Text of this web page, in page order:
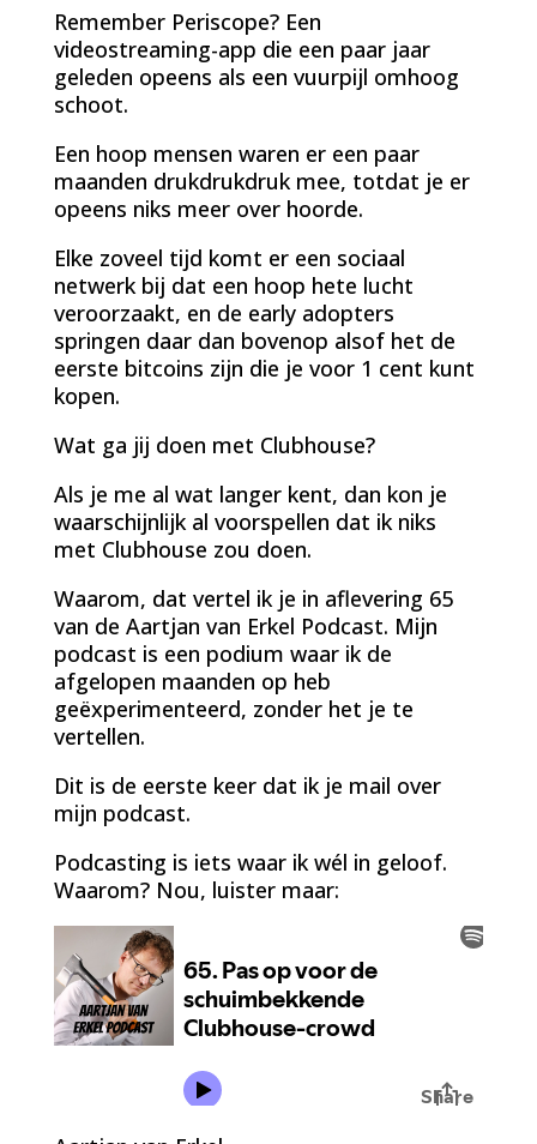
Remember Periscope? Een
videostreaming-app die een paar jaar
geleden opeens als een vuurpijl omhoog
schoot.
Een hoop mensen waren er een paar
maanden drukdrukdruk mee, totdat je er
opeens niks meer over hoorde.
Elke zoveel tijd komt er een sociaal
netwerk bij dat een hoop hete lucht
veroorzaakt, en de early adopters
springen daar dan bovenop alsof het de
eerste bitcoins zijn die je voor 1 cent kunt
kopen.
Wat ga jij doen met Clubhouse?
Als je me al wat langer kent, dan kon je
waarschijnlijk al voorspellen dat ik niks
met Clubhouse zou doen.
Waarom, dat vertel ik je in aflevering 65
van de Aartjan van Erkel Podcast. Mijn
podcast is een podium waar ik de
afgelopen maanden op heb
geëxperimenteerd, zonder het je te
vertellen.
Dit is de eerste keer dat ik je mail over
mijn podcast.
Podcasting is iets waar ik wél in geloof.
Waarom? Nou, luister maar: